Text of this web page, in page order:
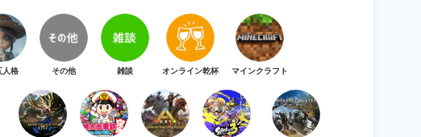
人格 その他 雑談 オンライン乾杯 マインクラフト